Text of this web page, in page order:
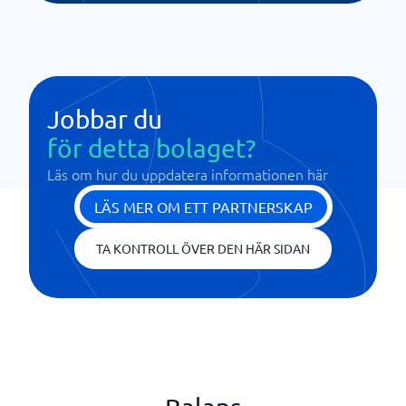
Jobbar du
för detta bolaget?
Läs om hur du uppdatera informationen här
LÄS MER OM ETT PARTNERSKAP
TA KONTROLL ÖVER DEN HÄR SIDAN